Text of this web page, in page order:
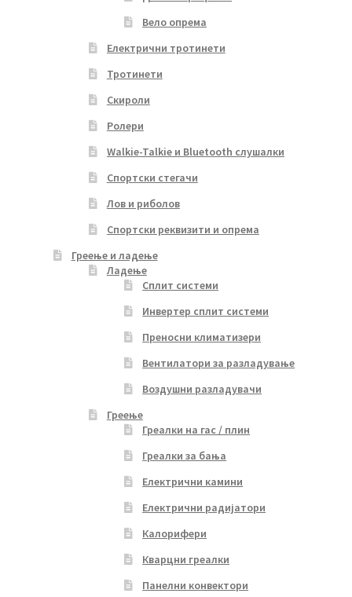
Вело опрема
Електрични тротинети
Тротинети
Скироли
Ролери
Walkie-Talkie и Bluetooth слушалки
Спортски стегачи
Лов и риболов
Спортски реквизити и опрема
Греење и ладење
Ладење
Сплит системи
Инвертер сплит системи
Преносни климатизери
Вентилатори за разладување
Воздушни разладувачи
Греење
Греалки на гас / плин
Греалки за бања
Електрични камини
Електрични радијатори
Калорифери
Кварцни греалки
Панелни конвектори